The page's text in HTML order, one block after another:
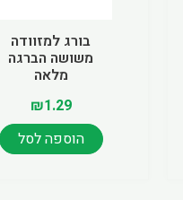
בורג למזוודה
משושה הברגה
מלאה
₪1.29
הוספה לסל
לבחור
את
האפשרויות
בעמוד
המוצר